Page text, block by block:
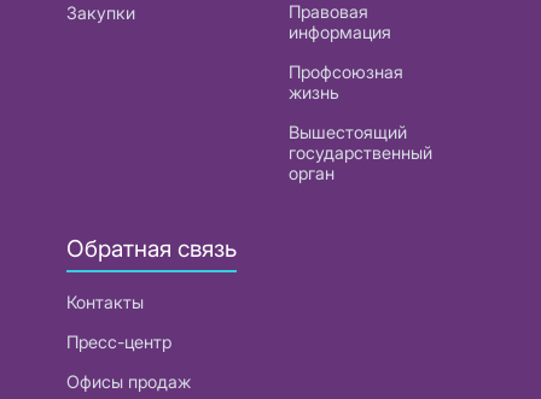
Закупки
Правовая
информация
Профсоюзная
жизнь
Вышестоящий
государственный
орган
Обратная связь
Контакты
Пресс-центр
Офисы продаж